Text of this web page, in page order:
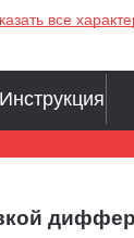
все
Инструкция